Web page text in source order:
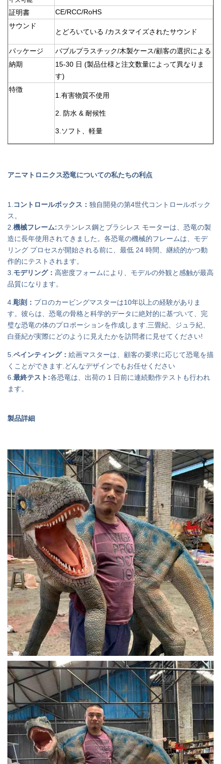
証明書
CE/RCC/RoHS
サウンド
とどろいている /カスタマイズされたサウンド
パッケージ
バブルプラスチック/木製ケース/顧客の選択による
納期
15-30 日 (製品仕様と注文数量によって異なりま
す)
特徴
1.有害物質不使用
2. 防水 & 耐候性
3.ソフト、軽量
アニマトロニクス恐竜についての私たちの利点
1. コントロールボックス： 独自開発の第4世代コントロールボック
ス。
2. 機械フレーム:ステンレス鋼とブラシレス モーターは、恐竜の製
造に長年使用されてきました。各恐竜の機械的フレームは、モデ
リング プロセスが開始される前に、最低 24 時間、継続的かつ動
作的にテストされます。
3. モデリング： 高密度フォームにより、モデルの外観と感触が最高
品質になります。
4. 彫刻： プロのカービングマスターは10年以上の経験がありま
す。彼らは、恐竜の骨格と科学的データに絶対的に基づいて、完
璧な恐竜の体のプロポーションを作成します.三畳紀、ジュラ紀、
白亜紀が実際にどのように見えたかを訪問者に見せてください!
5. ペインティング： 絵画マスターは、顧客の要求に応じて恐竜を描
くことができます.どんなデザインでもお任せください
6. 最終テスト:各恐竜は、出荷の 1 日前に連続動作テストも行われ
ます。
製品詳細